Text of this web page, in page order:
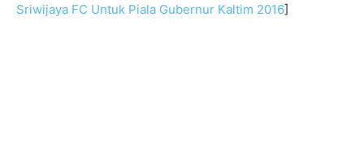
Sriwijaya FC Untuk Piala Gubernur Kaltim 2016]